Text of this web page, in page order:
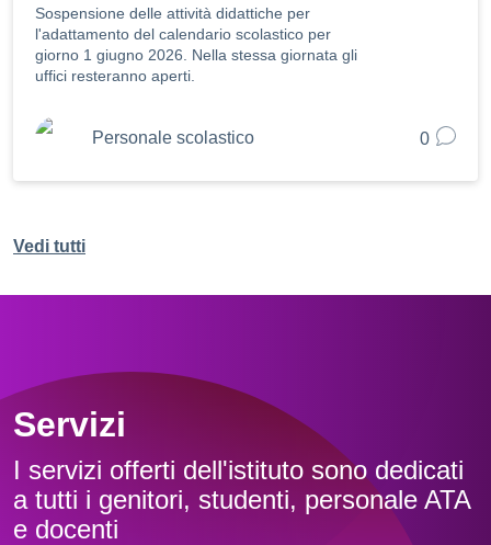
Sospensione delle attività didattiche per
l'adattamento del calendario scolastico per
giorno 1 giugno 2026. Nella stessa giornata gli
uffici resteranno aperti.
Personale scolastico 0
Vedi tutti
Servizi
I servizi offerti dell'istituto sono dedicati
a tutti i genitori, studenti, personale ATA
e docenti